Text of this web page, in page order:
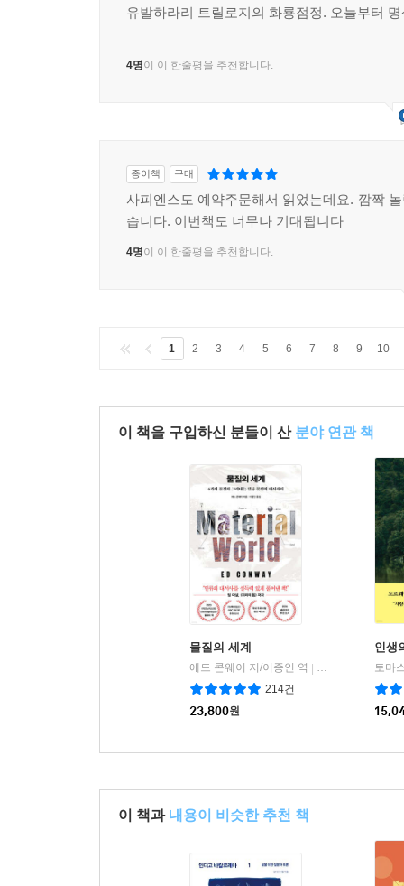
유발하라리 트릴로지의 화룡점정. 오늘부터
4명이 이 한줄평을 추천합니다.
종이책 구매
사피엔스도 예약주문해서 읽었는데요. 깜짝
습니다. 이번책도 너무나 기대됩니다
4명이 이 한줄평을 추천합니다.
1 2 3 4 5 6 7 8 9 10
이 책을 구입하신 분들이 산 분야 연관 책
물질의 세계
에드 콘웨이 저/이종인 역
인플루엔셜
214건
23,800원
인생
이 책과 내용이 비슷한 추천 책